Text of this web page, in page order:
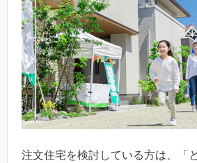
注文住宅を検討している方は、「